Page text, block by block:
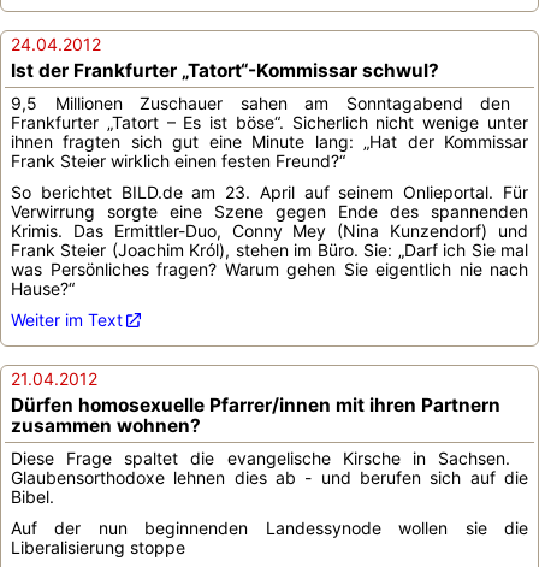
24.04.2012
Ist der Frankfurter „Tatort“-Kommissar schwul?
9,5 Millionen Zuschauer sahen am Sonntagabend den
Frankfurter „Tatort – Es ist böse“. Sicherlich nicht wenige unter
ihnen fragten sich gut eine Minute lang: „Hat der Kommissar
Frank Steier wirklich einen festen Freund?“
So berichtet BILD.de am 23. April auf seinem Onlieportal. Für
Verwirrung sorgte eine Szene gegen Ende des spannenden
Krimis. Das Ermittler-Duo, Conny Mey (Nina Kunzendorf) und
Frank Steier (Joachim Król), stehen im Büro. Sie: „Darf ich Sie mal
was Persönliches fragen? Warum gehen Sie eigentlich nie nach
Hause?“
Weiter im Text
21.04.2012
Dürfen homosexuelle Pfarrer/innen mit ihren Partnern
zusammen wohnen?
Diese Frage spaltet die evangelische Kirsche in Sachsen.
Glaubensorthodoxe lehnen dies ab - und berufen sich auf die
Bibel.
Auf der nun beginnenden Landessynode wollen sie die
Liberalisierung stoppe